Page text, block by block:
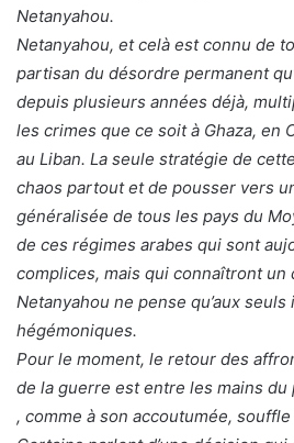
Netanyahou.
Netanyahou, et celà est connu de
partisan du désordre permanent
depuis plusieurs années déjà,
les crimes que ce soit à Ghaza, en
au Liban. La seule stratégie de
chaos partout et de pousser vers
généralisée de tous les pays du
de ces régimes arabes qui sont
complices, mais qui connaîtront
Netanyahou ne pense qu’aux
hégémoniques.
Pour le moment, le retour des
de la guerre est entre les mains
, comme à son accoutumée,